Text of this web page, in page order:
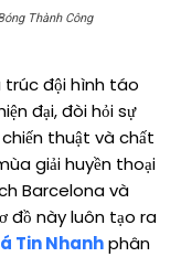
Thành Công
trúc đội hình táo
đại, đòi hỏi sự
thuật và chất
giải huyền thoại
Barcelona và
đồ này luôn tạo ra
Tin Nhanhphân